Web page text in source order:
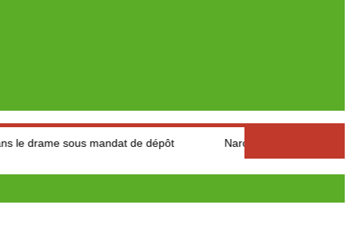
mandat de dépôt Narcotrafic : L’Espagne a saisie 10,5